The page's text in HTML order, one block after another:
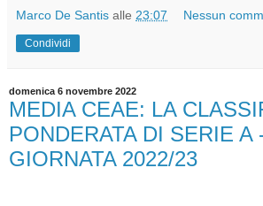
Marco De Santis alle 23:07 Nessun
Condividi
domenica 6 novembre 2022
MEDIA CEAE: LA
PONDERATA DI SERIE A
GIORNATA 2022/23